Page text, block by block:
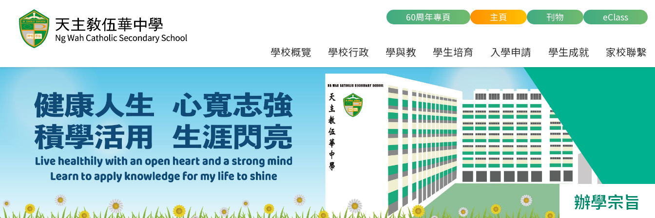
移至主內容
60周年專頁
主頁 刊物 eClass
學校概覽 學校行政 學與教 學生培育 入學申請 學生成就 家校聯繫
辦學宗旨